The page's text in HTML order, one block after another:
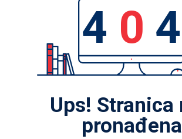
4 0 4
Ups! Stranica
pronađena